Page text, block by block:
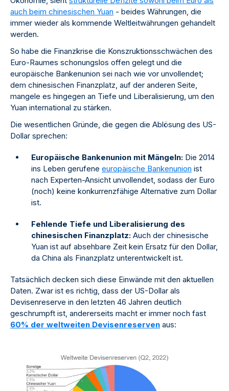
auch beim chinesischen Yuan - beides Währungen, die
immer wieder als kommende Weltleitwährungen gehandelt
werden.
So habe die Finanzkrise die Konszruktionsschwächen des
Euro-Raumes schonungslos offen gelegt und die
europäische Bankenunion sei nach wie vor unvollendet;
dem chinesischen Finanzplatz, auf der anderen Seite,
mangele es hingegen an Tiefe und Liberalisierung, um den
Yuan international zu stärken.
Die wesentlichen Gründe, die gegen die Ablösung des US-
Dollar sprechen:
Europäische Bankenunion mit Mängeln: Die 2014
ins Leben gerufene europäische Bankenunion ist
nach Experten-Ansicht unvollendet, sodass der Euro
(noch) keine konkurrenzfähige Alternative zum Dollar
ist.
Fehlende Tiefe und Liberalisierung des
chinesischen Finanzplatz: Auch der chinesische
Yuan ist auf absehbare Zeit kein Ersatz für den Dollar,
da China als Finanzplatz unterentwickelt ist.
Tatsächlich decken sich diese Einwände mit den aktuellen
Daten. Zwar ist es richtig, dass der US-Dollar als
Devisenreserve in den letzten 46 Jahren deutlich
geschrumpft ist, andererseits macht er immer noch fast
60% der weltweiten Devisenreserven aus: